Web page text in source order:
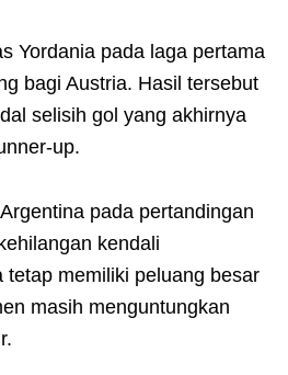
Yordania pada laga pertama
bagi Austria. Hasil tersebut
selisih gol yang akhirnya
up.
pada pertandingan
kendali
tetap memiliki peluang besar
masih menguntungkan